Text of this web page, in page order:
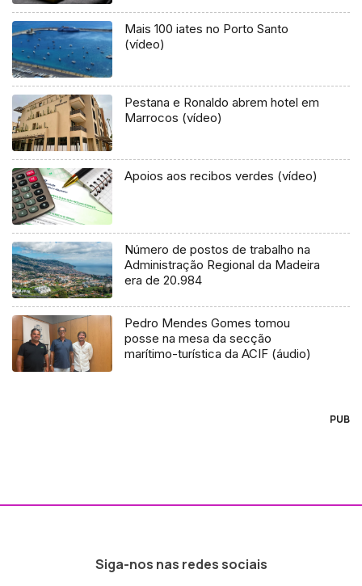
Mais 100 iates no Porto Santo
(vídeo)
Pestana e Ronaldo abrem hotel em
Marrocos (vídeo)
Apoios aos recibos verdes (vídeo)
Número de postos de trabalho na
Administração Regional da Madeira
era de 20.984
Pedro Mendes Gomes tomou
posse na mesa da secção
marítimo-turística da ACIF (áudio)
PUB
Siga-nos nas redes sociais